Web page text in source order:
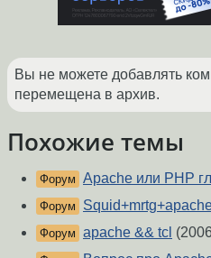
Вы не можете добавлять
перемещена в архив.
Похожие темы
Форум Apache или PHP
Форум
Форум apache && tcl